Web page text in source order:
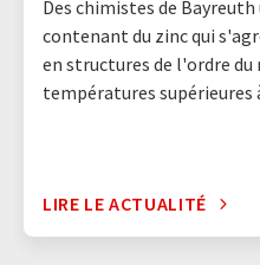
Des chimistes de
contenant du zinc qui
en structures de l'ordre du
températures supérieures
LIRE LE ACTUALITÉ